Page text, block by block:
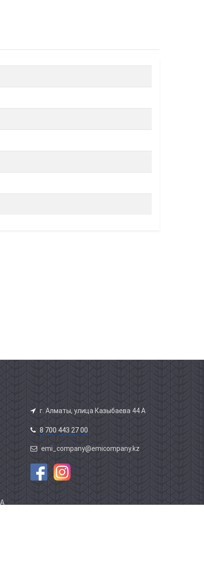
г. Алматы, улица Казыбаева 44 А
8 700 443 27 00
emi_company@emicompany.kz